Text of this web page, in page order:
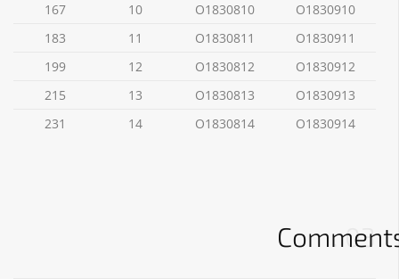
O1830910
O1830810
10
167
O1830911
O1830811
11
183
O1830912
O1830812
12
199
O1830913
O1830813
13
215
O1830914
O1830814
14
231
03